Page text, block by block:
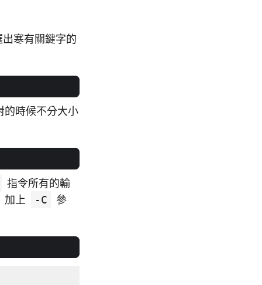
寒有關鍵字的
的時候不分大小
指令所有的輸
加上 -C
參